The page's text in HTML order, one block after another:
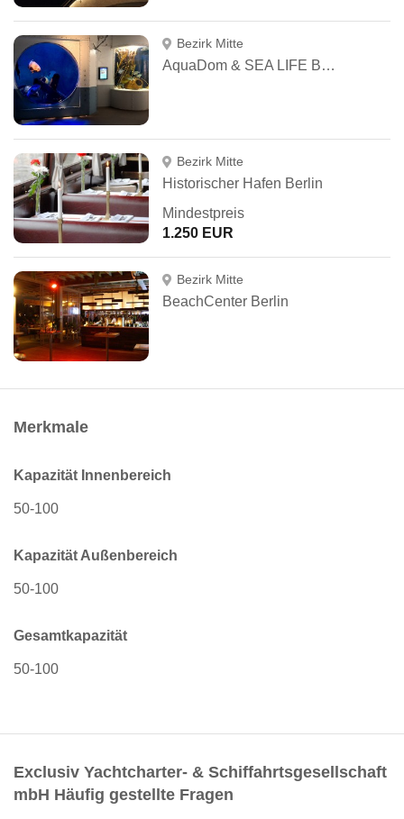
Bezirk Mitte
AquaDom & SEA LIFE Berlin
Bezirk Mitte
Historischer Hafen Berlin
Mindestpreis
1.250 EUR
Bezirk Mitte
BeachCenter Berlin
Merkmale
Kapazität Innenbereich
50-100
Kapazität Außenbereich
50-100
Gesamtkapazität
50-100
Exclusiv Yachtcharter- & Schiffahrtsgesellschaft
mbH Häufig gestellte Fragen